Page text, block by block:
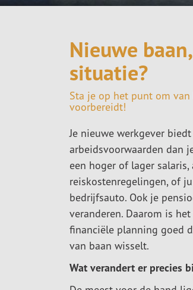
Nieuwe
situatie?
Sta je op het punt om
voorbereidt!
Je nieuwe werkgever
arbeidsvoorwaarden dan
een hoger of lager salaris,
reiskostenregelingen, of
bedrijfsauto. Ook je
veranderen. Daarom is
financiële planning goed
van baan wisselt.
Wat verandert er precies